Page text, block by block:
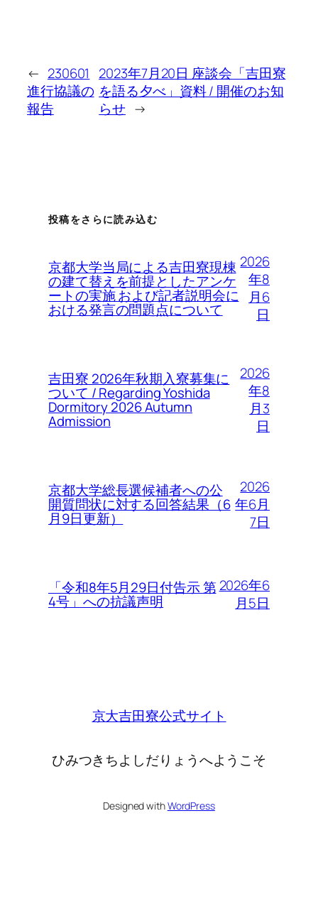
← 230601
進行協議の
報告
2023年7月20日 座談会「吉田寮
を語る夕べ」資料 / 開催のお知
らせ →
投稿をさらに読み込む
京都大学当局による吉田寮現棟
の建て替えを前提としたアンケ
ートの実施 および記者説明会に
おける発言の問題点について
2026
年8
月6
日
吉田寮 2026年秋期入寮募集に
ついて / Regarding Yoshida
Dormitory 2026 Autumn
Admission
2026
年8
月3
日
京都大学総長選候補者への公
開質問状に対する回答結果（6
月9日更新）
2026
年6月
7日
「令和8年5月29日付告示 第
4号」への抗議声明
2026年6
月5日
京大吉田寮公式サイト
ひみつきちよしだりょうへようこそ
Designed withWordPress